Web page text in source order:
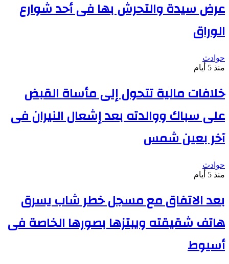
عرض سيدة والتحرش بها فى أحد شوارع
الوراق
حوادث
منذ 5 أيام
خلافات مالية تتحول إلى مأساة القبض
على سباك ووالدته بعد إشعال النيران فى
آخر بعين شمس
حوادث
منذ 5 أيام
بعد الاتفاق مع مسجل خطر شاب يسرق
هاتف شقيقته ويبتزها بصورها الخاصة فى
أسيوط